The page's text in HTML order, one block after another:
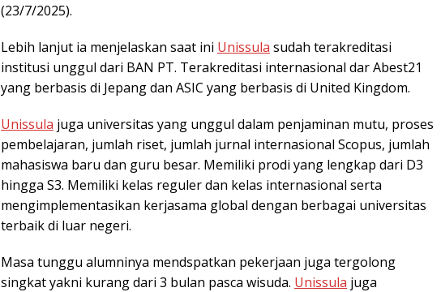
(23/7/2025).
Lebih lanjut ia menjelaskan saat ini Unissula sudah terakreditasi
institusi unggul dari BAN PT. Terakreditasi internasional dar Abest21
yang berbasis di Jepang dan ASIC yang berbasis di United Kingdom.
Unissula juga universitas yang unggul dalam penjaminan mutu, proses
pembelajaran, jumlah riset, jumlah jurnal internasional Scopus, jumlah
mahasiswa baru dan guru besar. Memiliki prodi yang lengkap dari D3
hingga S3. Memiliki kelas reguler dan kelas internasional serta
mengimplementasikan kerjasama global dengan berbagai universitas
terbaik di luar negeri.
Masa tunggu alumninya mendspatkan pekerjaan juga tergolong
singkat yakni kurang dari 3 bulan pasca wisuda. Unissula juga